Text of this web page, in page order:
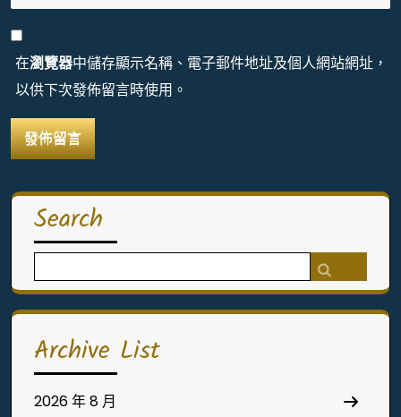
在瀏覽器中儲存顯示名稱、電子郵件地址及個人網站網址，
以供下次發佈留言時使用。
Search
for:
Archive List
2026 年 8 月